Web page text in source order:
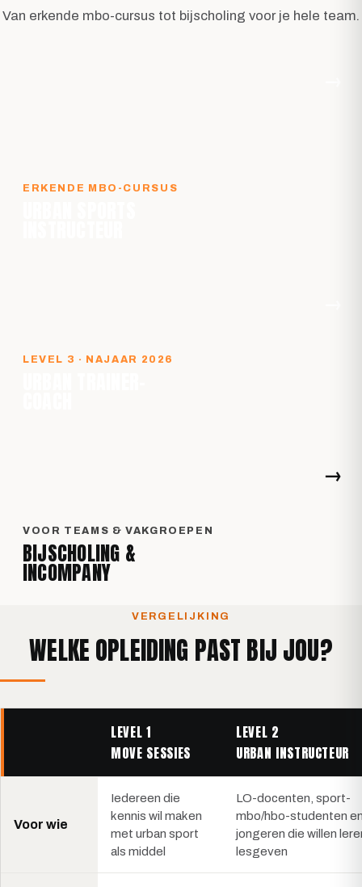
Van erkende mbo-cursus tot bijscholing voor je hele team.
ERKENDE MBO-CURSUS
LEVEL 3 · NAJAAR 2026
VOOR TEAMS & VAKGROEPEN
BIJSCHOLING &
INCOMPANY
→
VERGELIJKING
WELKE OPLEIDING PAST BIJ JOU?
LEVEL 1
MOVE SESSIES
LEVEL 2
URBAN INSTRUCTEUR
Voor wie
Iedereen die
kennis wil maken
met urban sport
als middel
LO-docenten, sport-
mbo/hbo-studenten
jongeren die willen
lesgeven